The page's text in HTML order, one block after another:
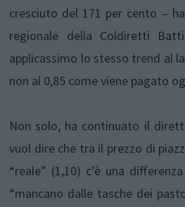
cresciuto del 171 per cento –
regionale della Coldiretti
applicassimo lo stesso trend al
non al 0,85 come viene pagato
Non solo, ha continuato il
vuol dire che tra il prezzo di
“reale” (1,10) c’è una
“mancano dalle tasche dei